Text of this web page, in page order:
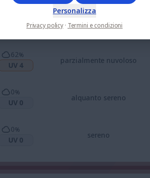
parzialmente nuvoloso
62%
UV 4
parzialmente nuvoloso
0%
UV 0
alquanto sereno
0%
UV 0
sereno
Personalizza
Privacy policy · Termini e condizioni